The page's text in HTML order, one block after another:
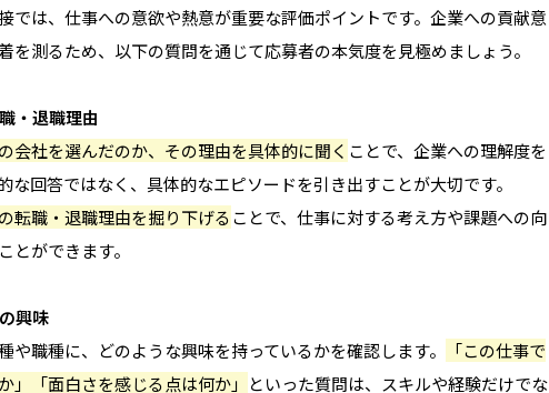
では、仕事への意欲や熱意が重要な評価ポイントです。企業への貢献意
を測るため、以下の質問を通じて応募者の本気度を見極めましょう。
・退職理由
会社を選んだのか、その理由を具体的に聞く ことで、企業への理解度を
な回答ではなく、具体的なエピソードを引き出すことが大切です。
転職・退職理由を掘り下げることで、仕事に対する考え方や課題への向
とができます。
興味
や職種に、どのような興味を持っているかを確認します。
「この仕事で
」「面白さを感じる点は何か」 といった質問は、スキルや経験だけでな